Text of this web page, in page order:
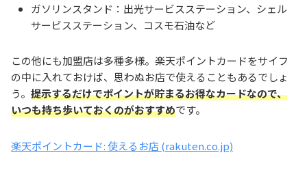
ガソリンスタンド：出光サービスステーション、シェル
サービスステーション、コスモ石油など
この他にも加盟店は多種多様。楽天ポイントカードをサイフ
の中に入れておけば、思わぬお店で使えることもあるでしょ
う。 提示するだけでポイントが貯まるお得なカードなので、
いつも持ち歩いておくのがおすすめです。
楽天ポイントカード: 使えるお店 (rakuten.co.jp)